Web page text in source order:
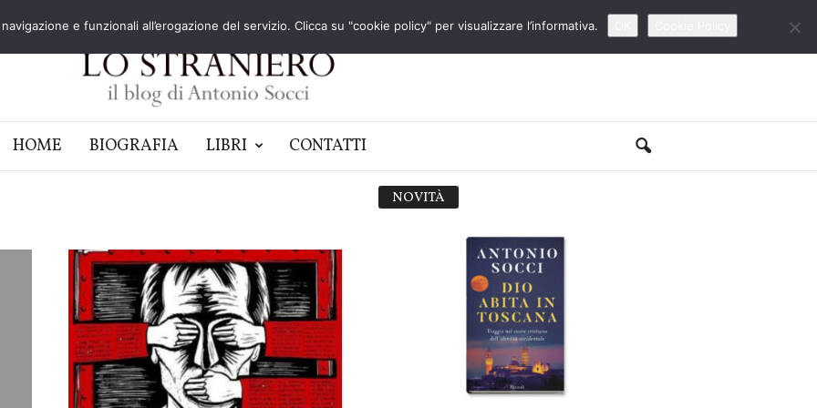
HOME BIOGRAFIA LIBRI CONTATTI
NOVITÀ
e funzionali all’erogazione del servizio. Clicca su "cookie policy" per visualizzare l’informativa.